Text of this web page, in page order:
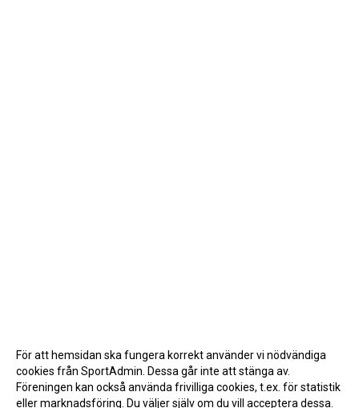
För att hemsidan ska fungera korrekt använder vi nödvändiga
cookies från SportAdmin. Dessa går inte att stänga av.
Föreningen kan också använda frivilliga cookies, t.ex. för statistik
eller marknadsföring. Du väljer själv om du vill acceptera dessa.